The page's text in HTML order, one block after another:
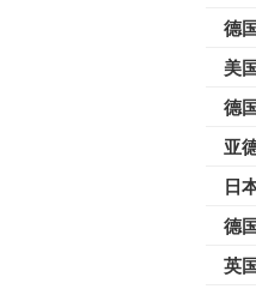
德
美
德
亚
日
德
英